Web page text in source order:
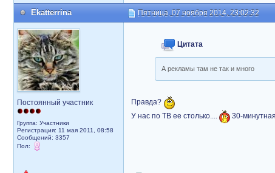
Ekatterrina Пятница, 07 ноября 2014, 23:02:32
Постоянный участник
Группа: Участники
Регистрация: 11 мая 2011, 08:58
Сообщений: 3357
Пол:
Цитата
А рекламы там не так и много
Правда?
У нас по ТВ ее столько....
30-